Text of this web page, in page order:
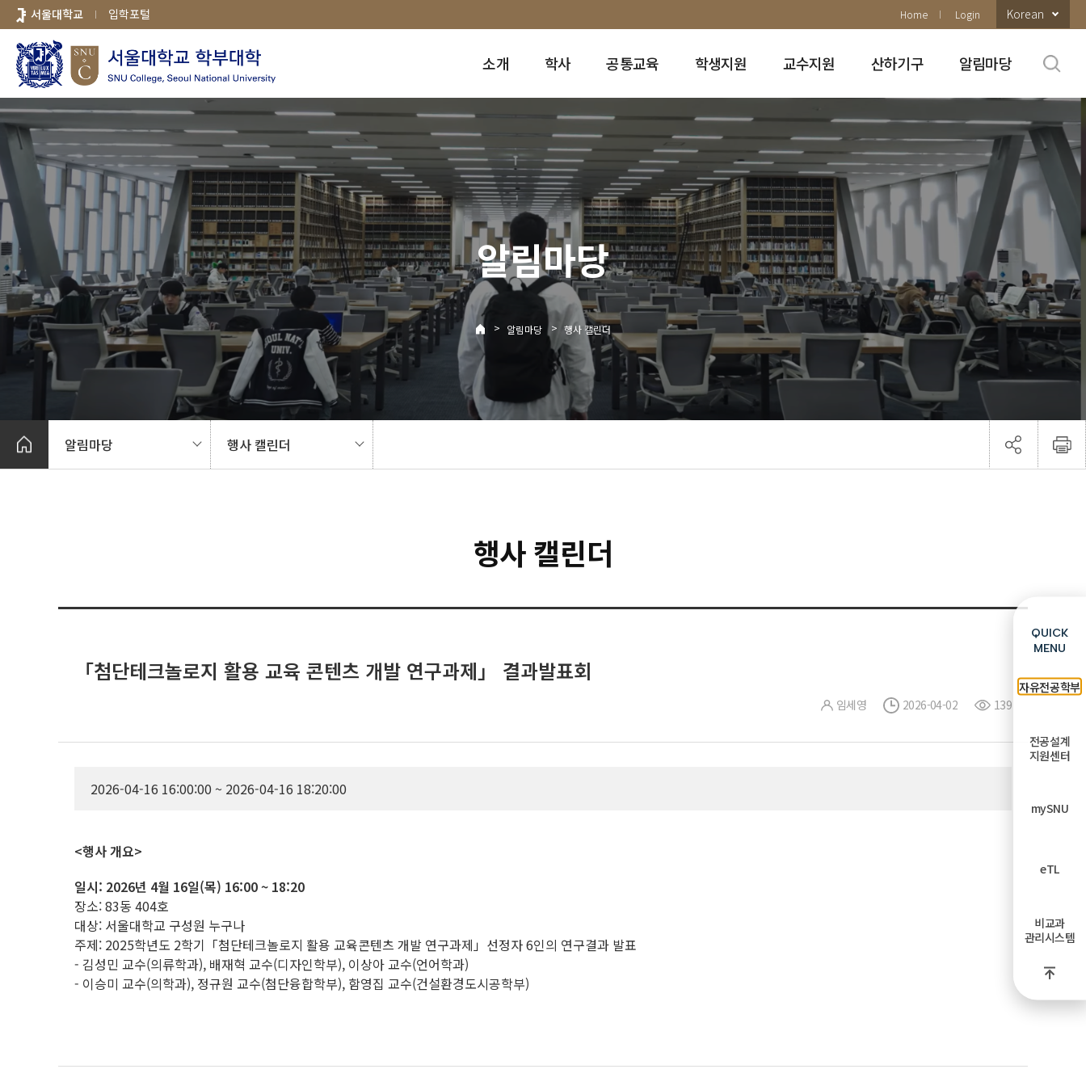
바로가기
메뉴
서울대학교 입학포털 Home Login Korean
소개 학사 공통교육 학생지원 교수지원 산하기구 알림마당
알림마당
> 알림마당 > 행사 캘린더
알림마당 행사 캘린더
행사 캘린더
「첨단테크놀로지 활용 교육 콘텐츠 개발 연구과제」 결과발표회
임세영 2026-04-02 139
2026-04-16 16:00:00 ~ 2026-04-16 18:20:00
<행사 개요>
일시: 2026년 4월 16일(목) 16:00 ~ 18:20
장소: 83동 404호
대상: 서울대학교 구성원 누구나
주제: 2025학년도 2학기「첨단테크놀로지 활용 교육콘텐츠 개발 연구과제」선정자 6인의 연구결과 발표
- 김성민 교수(의류학과), 배재혁 교수(디자인학부), 이상아 교수(언어학과)
- 이승미 교수(의학과), 정규원 교수(첨단융합학부), 함영집 교수(건설환경도시공학부)
QUICK
MENU
자유전공학부
전공설계
지원센터
mySNU
eTL
비교과
관리시스템